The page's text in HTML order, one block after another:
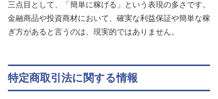
三点目として、「簡単に稼げる」という表現の多さです。
金融商品や投資商材において、確実な利益保証や簡単な稼
ぎ方があると言うのは、現実的ではありません。
特定商取引法に関する情報